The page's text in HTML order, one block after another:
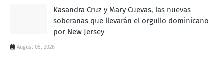
Kasandra Cruz y Mary Cuevas, las nuevas
soberanas que llevarán el orgullo dominicano
por New Jersey
August 05, 2026